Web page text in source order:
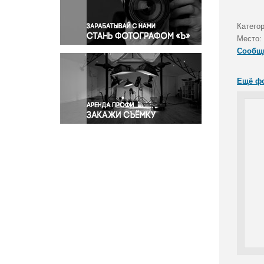
Правосудие
Происшествия и конфликты
Религия
Светская жизнь
Спорт
Экология
Экономика и бизнес
Место:
Ещё